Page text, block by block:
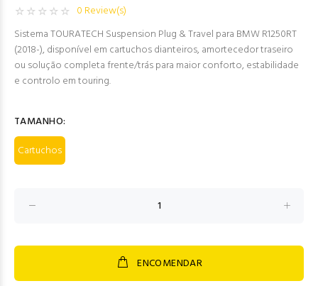
0 Review(s)
Sistema TOURATECH Suspension Plug & Travel para BMW R1250RT
(2018-), disponível em cartuchos dianteiros, amortecedor traseiro
ou solução completa frente/trás para maior conforto, estabilidade
e controlo em touring.
TAMANHO:
Cartuchos
ENCOMENDAR